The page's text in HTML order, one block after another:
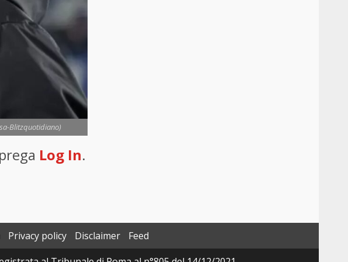
Blitzquotidiano)
Log In.
Privacy policy Disclaimer
Feed